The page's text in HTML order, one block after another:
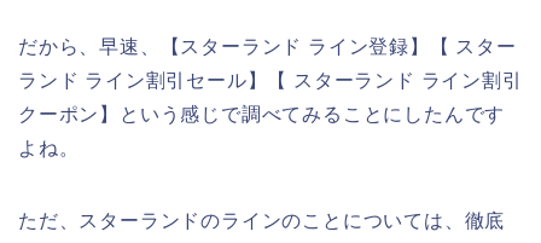
だから、早速、【スターランド ライン登録】【 スター
ランド ライン割引セール】【 スターランド ライン割引
クーポン】という感じで調べてみることにしたんです
よね。
ただ、スターランドのラインのことについては、徹底